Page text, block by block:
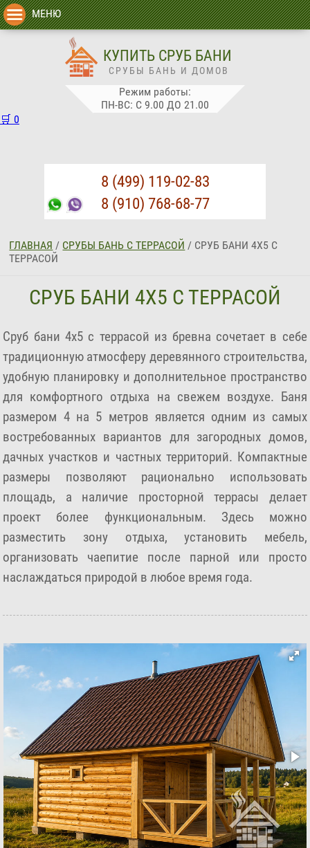
8 (499) 119-02-83
8 (910) 768-68-77
МЕНЮ
КУПИТЬ СРУБ БАНИ
СРУБЫ БАНЬ И ДОМОВ
Режим работы:
ПН-ВС: С 9.00 ДО 21.00
🛒 0
ГЛАВНАЯ / СРУБЫ БАНЬ С ТЕРРАСОЙ / СРУБ БАНИ 4Х5 С
ТЕРРАСОЙ
СРУБ БАНИ 4Х5 С ТЕРРАСОЙ
Сруб бани 4х5 с террасой из бревна сочетает в себе
традиционную атмосферу деревянного строительства,
удобную планировку и дополнительное пространство
для комфортного отдыха на свежем воздухе. Баня
размером 4 на 5 метров является одним из самых
востребованных вариантов для загородных домов,
дачных участков и частных территорий. Компактные
размеры позволяют рационально использовать
площадь, а наличие просторной террасы делает
проект более функциональным. Здесь можно
разместить зону отдыха, установить мебель,
организовать чаепитие после парной или просто
наслаждаться природой в любое время года.